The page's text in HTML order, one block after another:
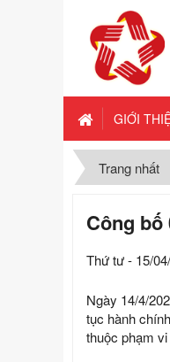
GIỚI
Trang nhất
Công
Thứ tư - 15/
Ngày 14/4/
tục hành
thuộc phạm